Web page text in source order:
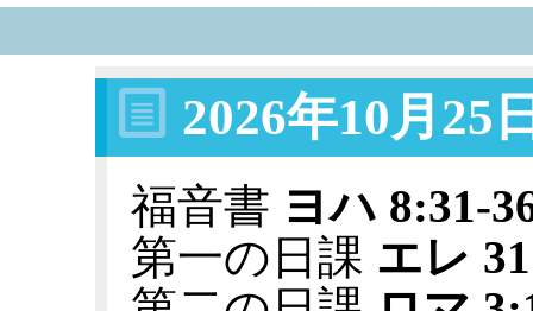
2026年10月25
福音書 ヨハ 8:31-
第一の日課 エレ